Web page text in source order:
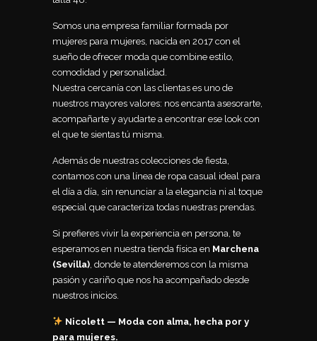
Somos una empresa familiar formada por
mujeres para mujeres, nacida en 2017 con el
sueño de ofrecer moda que combine estilo,
comodidad y personalidad.
Nuestra cercanía con las clientas es uno de
nuestros mayores valores: nos encanta asesorarte,
acompañarte y ayudarte a encontrar ese look con
el que te sientas tú misma.
Además de nuestras colecciones de fiesta,
contamos con una línea de ropa casual ideal para
el día a día, sin renunciar a la elegancia ni al toque
especial que caracteriza todas nuestras prendas.
Si prefieres vivir la experiencia en persona, te
esperamos en nuestra tienda física en Marchena
(Sevilla), donde te atenderemos con la misma
pasión y cariño que nos ha acompañado desde
nuestros inicios.
Nicolett — Moda con alma, hecha por y
para mujeres.